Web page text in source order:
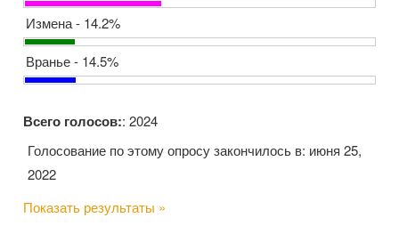
Измена - 14.2%
Вранье - 14.5%
Всего голосов:: 2024
Голосование по этому опросу закончилось в: июня 25,
2022
Показать результаты »